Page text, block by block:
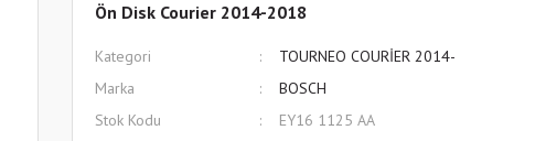
Ön Disk Courier 2014-2018
Kategori
TOURNEO COURİER 2014-
Marka
BOSCH
Stok Kodu
EY16 1125 AA